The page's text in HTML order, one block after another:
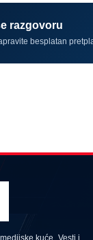
razgovoru
besplatan